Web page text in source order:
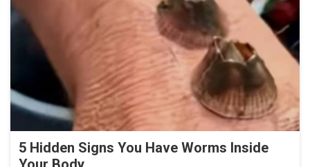
5 Hidden Signs You Have Worms Inside